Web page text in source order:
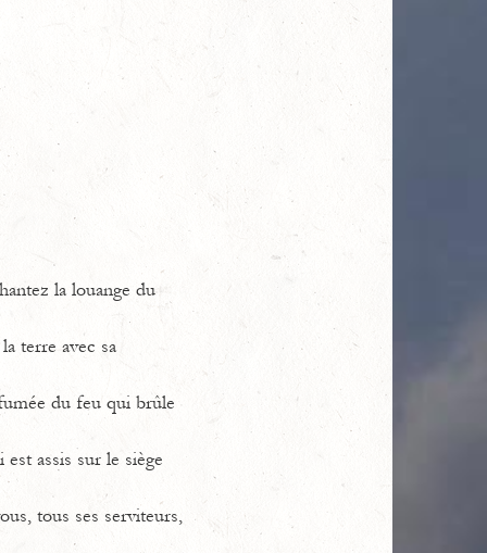
la louange du
terre avec sa
du feu qui brûle
assis sur le siège
tous ses serviteurs,